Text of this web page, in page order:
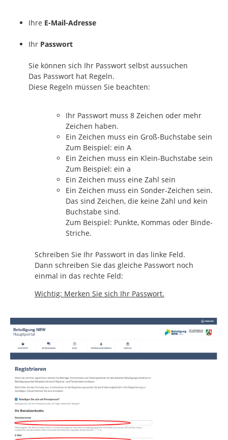
Ihre E-Mail-Adresse
Ihr Passwort
Sie können sich Ihr Passwort selbst aussuchen
Das Passwort hat Regeln.
Diese Regeln müssen Sie beachten:
Ihr Passwort muss 8 Zeichen oder mehr
Zeichen haben.
Ein Zeichen muss ein Groß-Buchstabe sein
Zum Beispiel: ein A
Ein Zeichen muss ein Klein-Buchstabe sein
Zum Beispiel: ein a
Ein Zeichen muss eine Zahl sein
Ein Zeichen muss ein Sonder-Zeichen sein.
Das sind Zeichen, die keine Zahl und kein
Buchstabe sind.
Zum Beispiel: Punkte, Kommas oder Binde-
Striche.
Schreiben Sie Ihr Passwort in das linke Feld.
Dann schreiben Sie das gleiche Passwort noch
einmal in das rechte Feld:
Wichtig: Merken Sie sich Ihr Passwort.